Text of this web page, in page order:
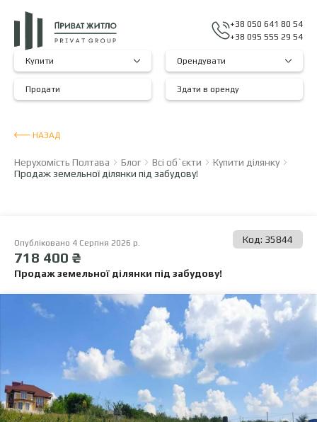
+38 050 641 80 54
+38 095 555 29 54
Купити Орендувати
Продати Здати в оренду
НАЗАД
Нерухомість Полтава Блог Всі об`єкти
Купити ділянку
Продаж земельної ділянки під забудову!
Опубліковано 4 Серпня 2026 р. Код: 35844
718 400 ₴
Продаж земельної ділянки під забудову!